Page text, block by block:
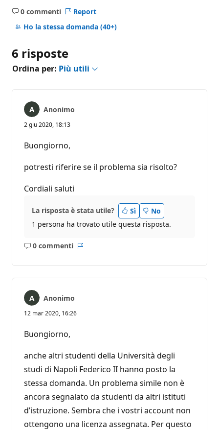
0 commenti
Nessun
commento
Report
Ho la stessa domanda (40+)
6 risposte
Ordina per: Più utili
Anonimo
2 giu 2020, 18:13
Buongiorno,
potresti riferire se il problema sia risolto?
Cordiali saluti
La risposta è stata utile? Sì
No
1 persona ha trovato utile questa risposta.
0 commenti
Nessun
Anonimo
12 mar 2020, 16:26
Buongiorno,
anche altri studenti della Università degli
studi di Napoli Federico II hanno posto la
stessa domanda. Un problema simile non è
ancora segnalato da studenti da altri istituti
d’istruzione. Sembra che i vostri account non
ottengono una licenza assegnata. Per questo